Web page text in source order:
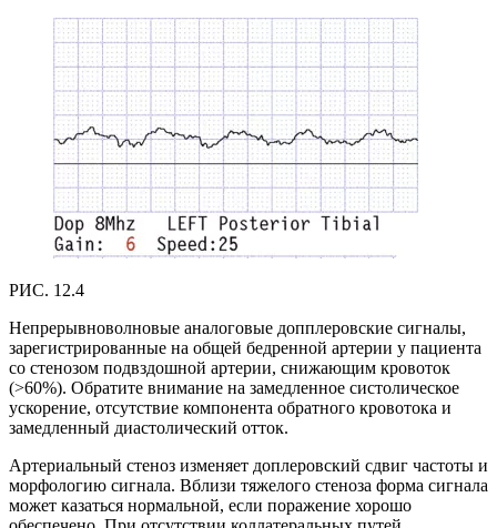
РИС. 12.4
Непрерывноволновые аналоговые допплеровские сигналы,
зарегистрированные на общей бедренной артерии у пациента
со стенозом подвздошной артерии, снижающим кровоток
(>60%). Обратите внимание на замедленное систолическое
ускорение, отсутствие компонента обратного кровотока и
замедленный диастолический отток.
Артериальный стеноз изменяет доплеровский сдвиг частоты и
морфологию сигнала. Вблизи тяжелого стеноза форма сигнала
может казаться нормальной, если поражение хорошо